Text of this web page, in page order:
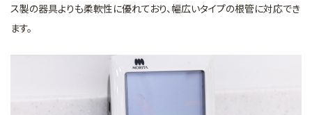
ス製の器具よりも柔軟性に優れており、幅広いタイプの根管に対応でき
ます。